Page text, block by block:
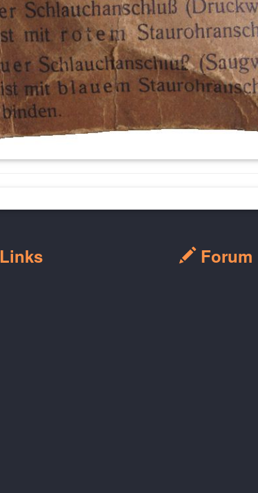
Links Forum